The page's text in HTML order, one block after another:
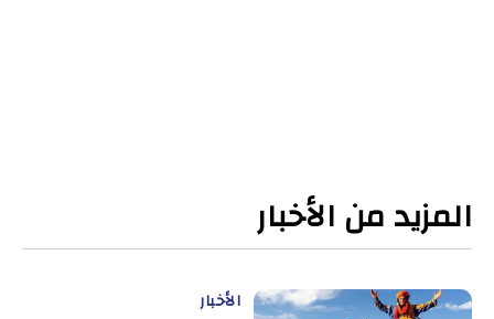
المزيد من الأخبار
الأخبار